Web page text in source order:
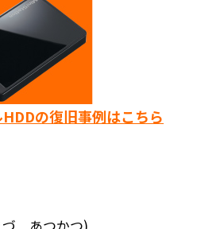
の復旧事例はこちら